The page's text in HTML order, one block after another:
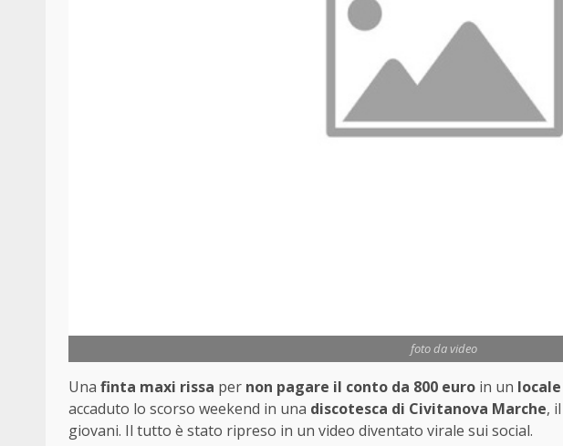
foto da video
Una finta maxi rissa per non pagare il conto da 800 euro in un locale
accaduto lo scorso weekend in una discotesca di Civitanova Marche,
giovani. Il tutto è stato ripreso in un video diventato virale sui social.